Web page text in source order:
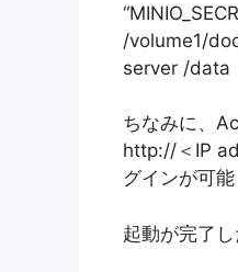
/volume1/
server /data
ちなみに、
http://＜IP
グインが可能
起動が完了